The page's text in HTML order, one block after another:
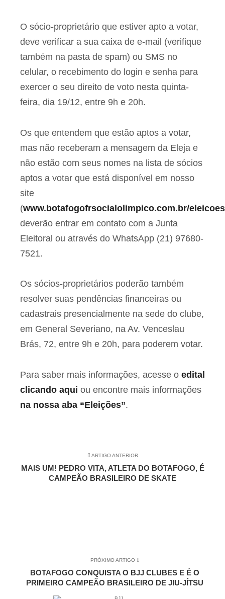
O sócio-proprietário que estiver apto a votar,
deve verificar a sua caixa de e-mail (verifique
também na pasta de spam) ou SMS no
celular, o recebimento do login e senha para
exercer o seu direito de voto nesta quinta-
feira, dia 19/12, entre 9h e 20h.
Os que entendem que estão aptos a votar,
mas não receberam a mensagem da Eleja e
não estão com seus nomes na lista de sócios
aptos a votar que está disponível em nosso
site
(www.botafogofrsocialolimpico.com.br/
deverão entrar em contato com a Junta
Eleitoral ou através do WhatsApp (21) 97680-
7521.
Os sócios-proprietários poderão também
resolver suas pendências financeiras ou
cadastrais presencialmente na sede do clube,
em General Severiano, na Av. Venceslau
Brás, 72, entre 9h e 20h, para poderem votar.
Para saber mais informações, acesse o edital
clicando aqui ou encontre mais informações
na nossa aba “Eleições”.
ARTIGO ANTERIOR
MAIS UM! PEDRO VITA, ATLETA DO BOTAFOGO, É
CAMPEÃO BRASILEIRO DE SKATE
PRÓXIMO ARTIGO
BOTAFOGO CONQUISTA O BJJ CLUBES E É O
PRIMEIRO CAMPEÃO BRASILEIRO DE JIU-JÍTSU